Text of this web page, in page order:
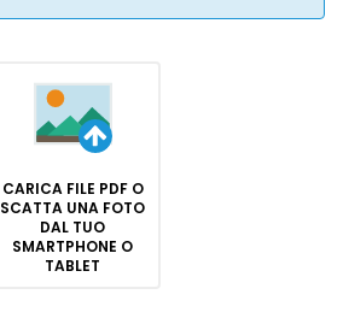
CARICA FILE PDF O
SCATTA UNA FOTO
DAL TUO
SMARTPHONE O
TABLET